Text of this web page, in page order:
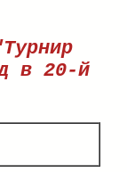
в 20-й